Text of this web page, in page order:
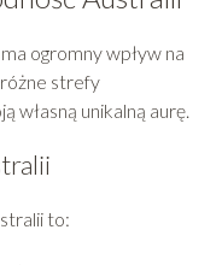
ogromny wpływ na
strefy
własną unikalną aurę.
to: